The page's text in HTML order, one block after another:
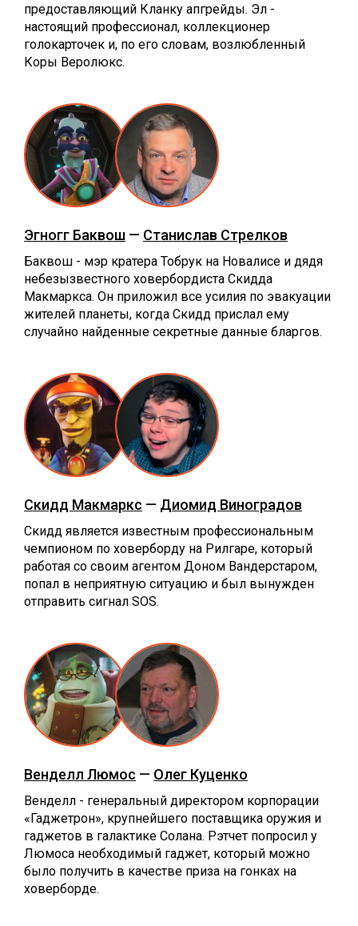
предоставляющий Кланку апгрейды. Эл -
настоящий профессионал, коллекционер
голокарточек и, по его словам, возлюбленный
Коры Веролюкс.
Эгногг Баквош — Станислав Стрелков
Баквош - мэр кратера Тобрук на Новалисе и дядя
небезызвестного ховербордиста Скидда
Макмаркса. Он приложил все усилия по эвакуации
жителей планеты, когда Скидд прислал ему
случайно найденные секретные данные бларгов.
Скидд Макмаркс — Диомид Виноградов
Скидд является известным профессиональным
чемпионом по ховерборду на Рилгаре, который
работая со своим агентом Доном Вандерстаром,
попал в неприятную ситуацию и был вынужден
отправить сигнал SOS.
Венделл Люмос — Олег Куценко
Венделл - генеральный директором корпорации
«Гаджетрон», крупнейшего поставщика оружия и
гаджетов в галактике Солана. Рэтчет попросил у
Люмоса необходимый гаджет, который можно
было получить в качестве приза на гонках на
ховерборде.